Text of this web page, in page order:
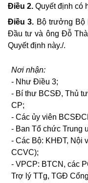
Điều 2. Quyết định có
Điều 3. Bộ trưởng Bộ
Đầu tư và ông Đỗ
Quyết định này./.
Nơi nhận:
- Như Điều 3;
- Bí thư BCSĐ, Thủ
CP;
-Các ủy viên
- Ban Tổ chức Trung
-Các Bộ: KHĐT, Nội
CCVC);
-VPCP: BTCN, các
Trợ lý TTg, TGĐ Cổng